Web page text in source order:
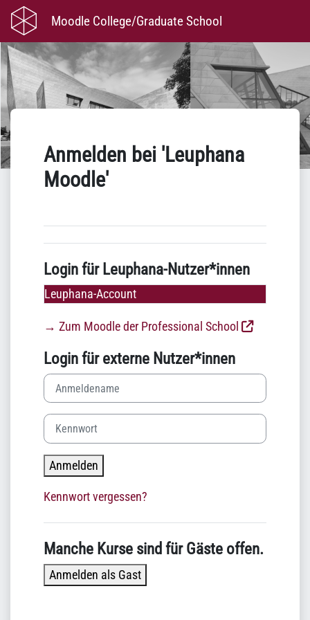
Zum Hauptinhalt
Moodle College/Graduate School
Anmelden bei 'Leuphana
Moodle'
Login für Leuphana-Nutzer*innen
Leuphana-Account
→ Zum Moodle der Professional School
Login für externe Nutzer*innen
Anmeldename
Kennwort
Anmelden
Kennwort vergessen?
Manche Kurse sind für Gäste offen.
Anmelden als Gast